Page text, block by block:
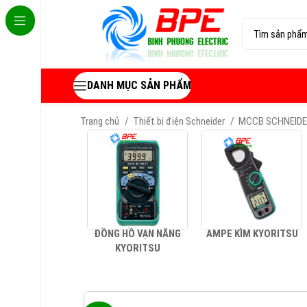
DANH MỤC SẢN PHẨM
Trang chủ Thiết bị điện Schneider MCCB
ĐỒNG HỒ VẠN NĂNG
KYORITSU
AMPE KÌM KYORITSU